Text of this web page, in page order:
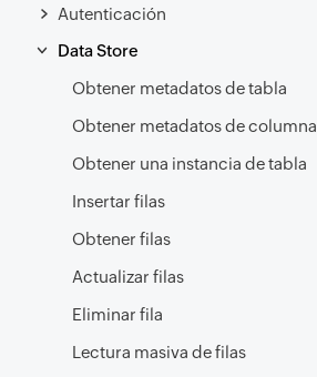
Autenticación
Data Store
Obtener metadatos de tabla
Obtener metadatos de columna
Obtener una instancia de tabla
Insertar filas
Obtener filas
Actualizar filas
Eliminar fila
Lectura masiva de filas